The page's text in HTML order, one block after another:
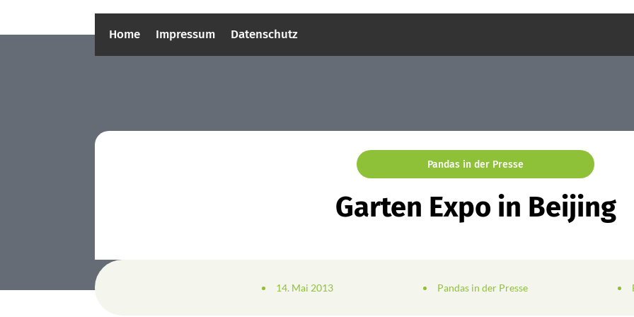
Home Impressum Datenschutz
Pandas in der Presse
Garten Expo in Beijing
14. Mai 2013 Pandas in der Presse